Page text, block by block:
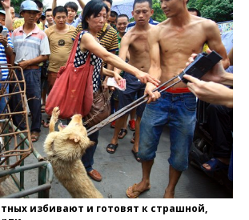
избивают и готовят к страшной,